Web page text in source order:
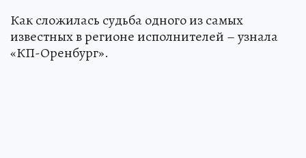
Как сложилась судьба одного из самых
известных в регионе исполнителей – узнала
«КП-Оренбург».